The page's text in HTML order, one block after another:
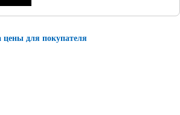
цены для покупателя